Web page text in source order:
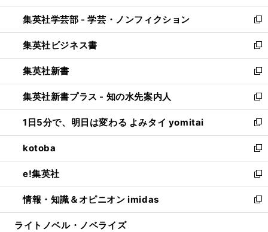
開
く
ウ
で
開
く
ン
ド
ウ
で
開
く
ウ
ィ
ン
ド
ウ
で
開
く
集英社学芸部 - 学芸・ノンフィクション
新
し
い
ウ
ィ
ン
ド
ウ
で
開
く
集英社ビジネス書
新
し
い
ウ
ィ
ン
ド
ウ
で
開
く
集英社新書
新
し
い
ウ
ィ
ン
ド
ウ
で
開
く
集英社新書プラス - 知の水先案内人
新
し
い
ウ
ィ
ン
ド
ウ
で
開
1日5分で、明日は変わる よみタイ yomitai
新
し
い
ウ
ィ
ン
ド
ウ
kotoba
新
し
い
ウ
ィ
ン
e!集英社
新
し
い
ウ
情報・知識＆オピニオン imidas
新
し
ライトノベル・ノベライズ